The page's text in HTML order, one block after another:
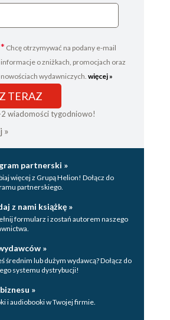
* Chcę otrzymywać na podany e-mail
informacje o zniżkach, promocjach oraz
nowościach wydawniczych. więcej »
TERAZ
2 wiadomości tygodniowo!
»
partnerski »
więcej z Grupą Helion! Dołącz do
partnerskiego.
z nami książkę »
formularz i zostań autorem naszego
»
średnim lub dużym wydawcą? Dołącz do
systemu dystrybucji!
»
i audiobooki w Twojej firmie.